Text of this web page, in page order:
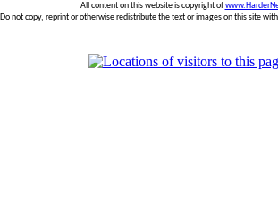
All content on this website is copyright of
Do not copy, reprint or otherwise redistribute the text or images on this site